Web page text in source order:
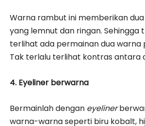
Warna rambut ini memberikan
yang lemnut dan ringan. Sehingga
terlihat ada permainan dua warna
Tak terlalu terlihat kontras antara
4. Eyeliner berwarna
Bermainlah dengan eyeliner
warna-warna seperti biru kobalt,